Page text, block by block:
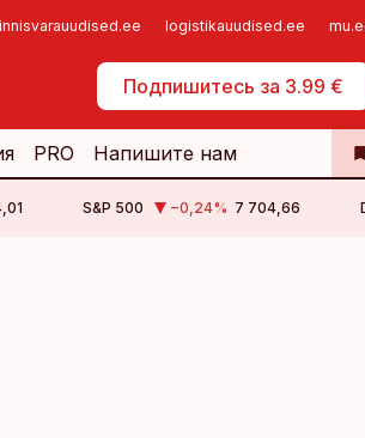
logistikauudised.ee
Подпишитесь за 3.99 €
PRO Напишите нам
S&P 500 −0,24% 7 704,66